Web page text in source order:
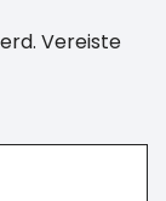
Vereiste